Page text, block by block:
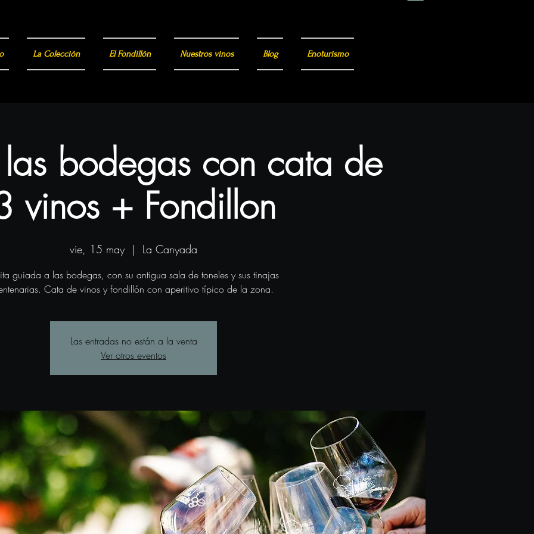
bodegas con cata de
vinos + Fondillon
vie, 15 may
  |
La Canyada
guiada a las bodegas, con su antigua sala de toneles y sus tinajas
Cata de vinos y fondillón con aperitivo típico de la zona.
Las entradas no están a la venta
Ver otros eventos
La Colección El Fondillón Nuestros vinos Blog Enoturismo